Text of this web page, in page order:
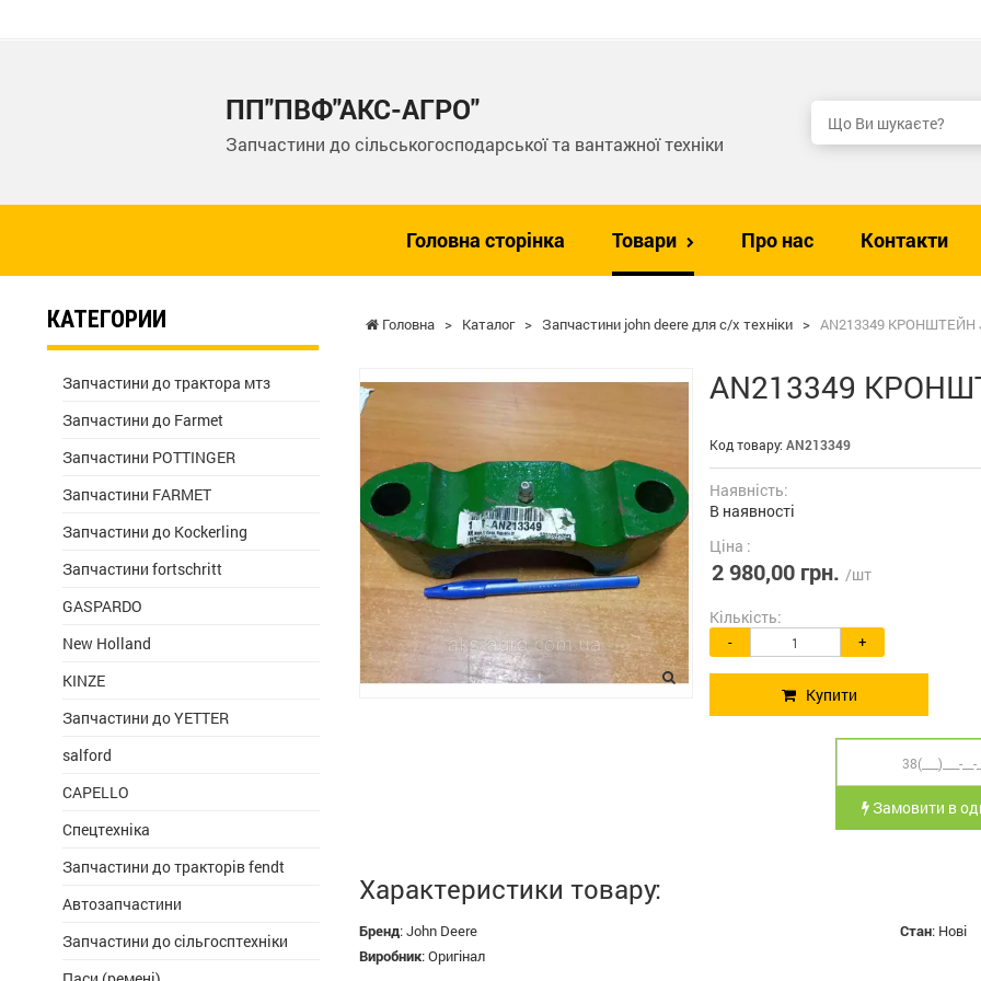
ПП"ПВФ"АКС-АГРО"
Запчастини до сільськогосподарської та вантажної техніки
Головна сторінка Товари Про нас Контакти
Головна > Каталог > Запчастини john deere для с/х техніки > AN213349 КРОНШТЕЙН
AN213349
Код товару: AN213349
Наявність:
В наявності
Ціна :
2 980,00 грн. /шт
Кількість:
- +
Купити
Замовити в
Характеристики товару:
Бренд:John Deere Стан: Нові
Виробник:Оригінал
КАТЕГОРИИ
Запчастини до трактора мтз
Запчастини до Farmet
Запчастини POTTINGER
Запчастини FARMET
Запчастини до Kockerling
Запчастини fortschritt
GASPARDO
New Holland
KINZE
Запчастини до YETTER
salford
CAPELLO
Спецтехніка
Запчастини до тракторів fendt
Автозапчастини
Запчастини до сільгосптехніки